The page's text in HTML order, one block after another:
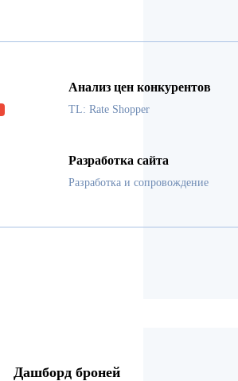
Анализ цен конкурентов
TL: Rate Shopper
Разработка сайта
Разработка и сопровождение
Дашборд броней